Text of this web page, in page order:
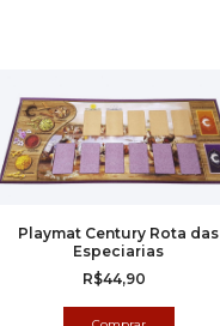
Playmat Century Rota das
Especiarias
R$44,90